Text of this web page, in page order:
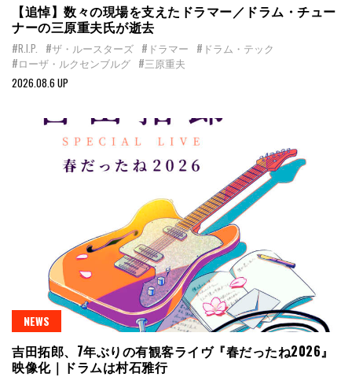
【追悼】数々の現場を支えたドラマー／ドラム・チュー
ナーの三原重夫氏が逝去
#R.I.P. #ザ・ルースターズ #ドラマー #ドラム・テック
#ローザ・ルクセンブルグ #三原重夫
2026.08.6 UP
NEWS
吉田拓郎、7年ぶりの有観客ライヴ『春だったね2026』
映像化｜ドラムは村石雅行